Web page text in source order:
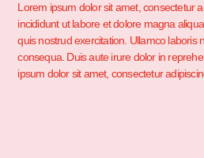
Lorem ipsum dolor sit amet, consectetur
incididunt ut labore et dolore magna
quis nostrud exercitation. Ullamco laboris
consequa. Duis aute irure dolor in
ipsum dolor sit amet, consectetur